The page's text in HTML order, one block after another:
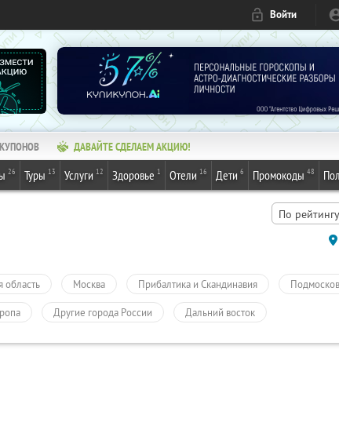
Войти
КУПОНОВ ДАВАЙТЕ СДЕЛАЕМ АКЦИЮ!
26 Туры 13 Услуги 12 Здоровье 1 Отели 16 Дети 6 Промокоды 48
По рейтингу
область Москва Прибалтика и Скандинавия
Другие города России Дальний восток